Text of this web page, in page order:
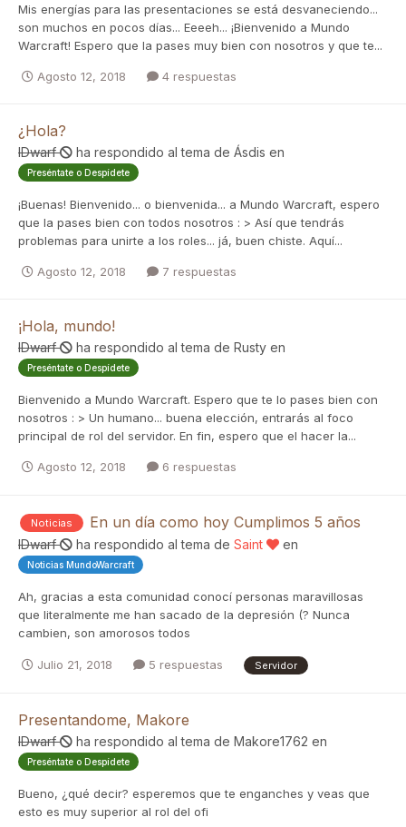
Mis energías para las presentaciones se está desvaneciendo...
son muchos en pocos días... Eeeeh... ¡Bienvenido a Mundo
Warcraft! Espero que la pases muy bien con nosotros y que te...
Agosto 12, 2018 4 respuestas
¿Hola?
IDwarf ha respondido al tema de Ásdis en
Preséntate o Despídete
¡Buenas! Bienvenido... o bienvenida... a Mundo Warcraft, espero
que la pases bien con todos nosotros : > Así que tendrás
problemas para unirte a los roles... já, buen chiste. Aquí...
Agosto 12, 2018 7 respuestas
¡Hola, mundo!
IDwarf ha respondido al tema de Rusty en
Preséntate o Despídete
Bienvenido a Mundo Warcraft. Espero que te lo pases bien con
nosotros : > Un humano... buena elección, entrarás al foco
principal de rol del servidor. En fin, espero que el hacer la...
Agosto 12, 2018 6 respuestas
Noticias En un día como hoy Cumplimos 5 años
IDwarf ha respondido al tema de Saint en
Noticias MundoWarcraft
Ah, gracias a esta comunidad conocí personas maravillosas
que literalmente me han sacado de la depresión (? Nunca
cambien, son amorosos todos
Julio 21, 2018 5 respuestas Servidor
Presentandome, Makore
IDwarf ha respondido al tema de Makore1762 en
Preséntate o Despídete
Bueno, ¿qué decir? esperemos que te enganches y veas que
esto es muy superior al rol del ofi